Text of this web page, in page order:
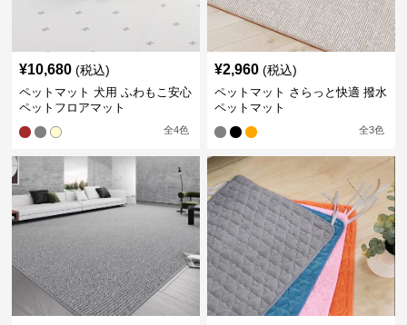
¥10,680 (税込)
ペットマット 犬用 ふわもこ安心
ペットフロアマット
全4色
¥2,960 (税込)
ペットマット さらっと快適 撥水
ペットマット
全3色